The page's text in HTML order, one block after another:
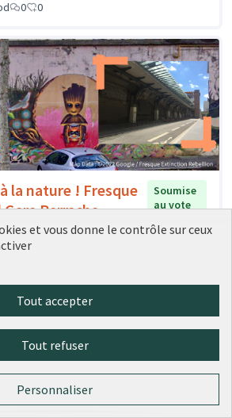
0 0
la nature ! Fresque
Perrache
Soumise
au vote
Confluence Perrache
0 1
et vous donne le contrôle sur ceux
Tout accepter
Tout refuser
Personnaliser